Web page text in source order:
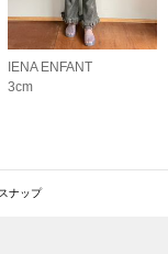
IENA ENFANT
3cm
ナップ